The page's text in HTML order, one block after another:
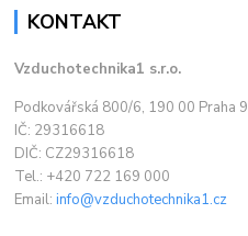
KONTAKT
Vzduchotechnika1 s.r.o.
Podkovářská 800/6, 190 00 Praha 9
IČ: 29316618
DIČ: CZ29316618
Tel.: +420 722 169 000
Email:info@vzduchotechnika1.cz